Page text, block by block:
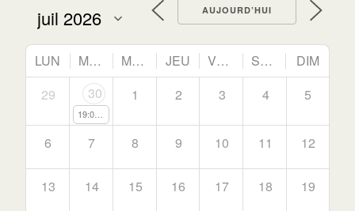
AUJOURD’HUI
LUN MAR MER JEU VEN SAM
DIM
29
30
19:00Spectacle des cours de théâtre
1 2 3 4 5
6 7 8 9 10 11 12
13 14 15 16 17 18 19